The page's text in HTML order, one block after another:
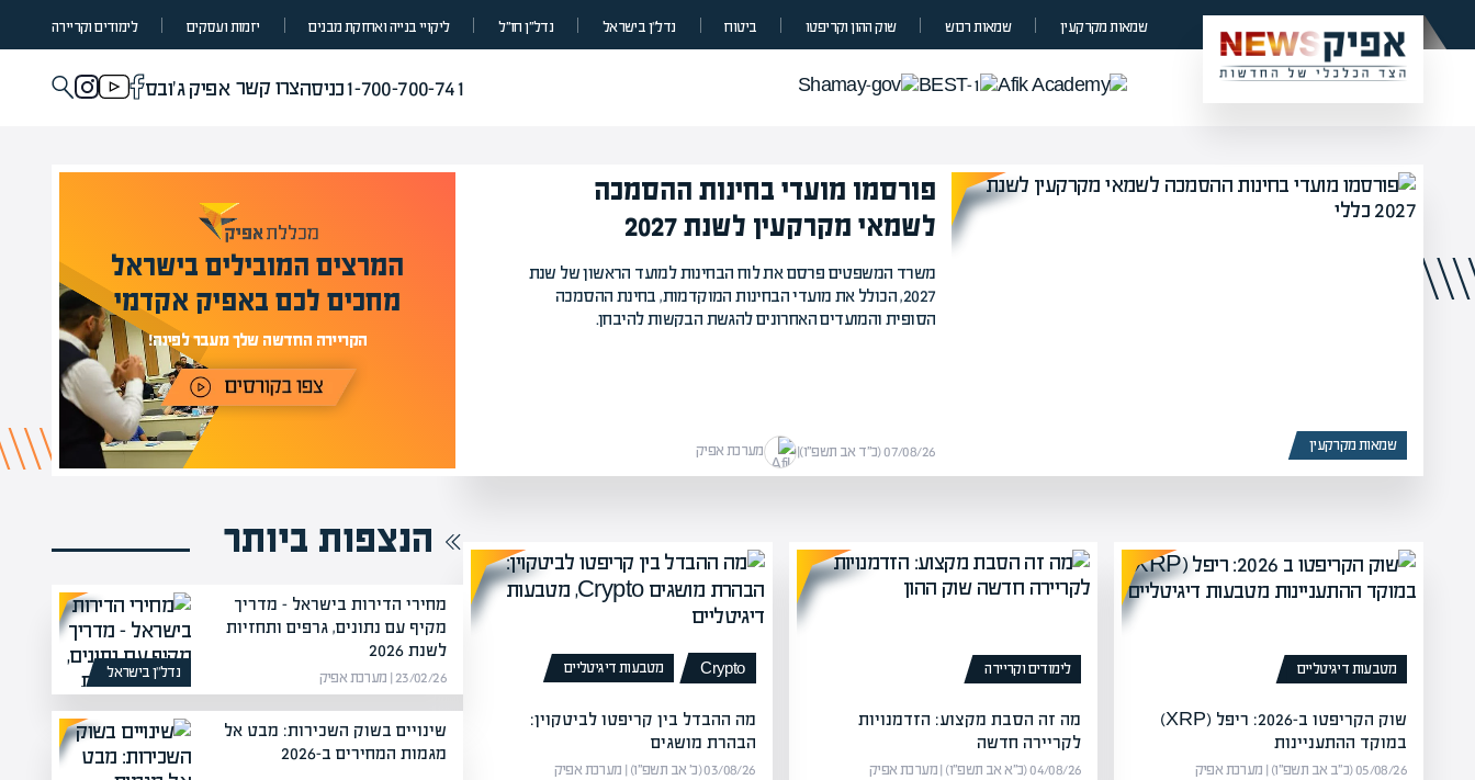
שמאות מקרקעין שמאות רכוש שוק ההון וקריפטו ביטוח נדל”ן בישראל נדל״ן חו״ל ליקויי בנייה ואחזקת מבנים יזמות ועסקים לימודים וקריירה
1-700-700-741כניסהצרו קשר אפיק ג'ובס
שמאות מקרקעין
פורסמו מועדי בחינות ההסמכה
לשמאי מקרקעין לשנת 2027
משרד המשפטים פרסם את לוח הבחינות למועד הראשון של שנת
2027, הכולל את מועדי הבחינות המוקדמות, בחינת ההסמכה
הסופית והמועדים האחרונים להגשת הבקשות להיבחן.
07/08/26 (כ״ד אב תשפ״ו) | מערכת אפיק
מומחים בהערכת שווי
מומחים
בהערכות שווי
מחכים לכם באתר
המרצים המובילים בישראל
מחכים לכם באפיק אקדמי
הקריירה החדשה שלך מעבר לפינה!
מטבעות דיגיטליים
שוק הקריפטו ב-2026: ריפל (XRP)
במוקד ההתעניינות
05/08/26 (כ״ב אב תשפ״ו) | מערכת אפיק
לימודים וקריירה
מה זה הסבת מקצוע: הזדמנויות
לקריירה חדשה
04/08/26 (כ״א אב תשפ״ו) | מערכת אפיק
Crypto מטבעות דיגיטליים
מה ההבדל בין קריפטו לביטקוין:
הבהרת מושגים
03/08/26 (כ׳ אב תשפ״ו) | מערכת אפיק
הנצפות ביותר
נדל”ן בישראל
מחירי הדירות בישראל – מדריך
מקיף עם נתונים, גרפים ותחזיות
לשנת 2026
23/02/26 | מערכת אפיק
שינויים בשוק השכירות: מבט אל
מגמות המחירים ב-2026